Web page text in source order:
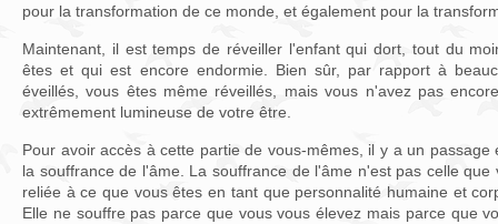
pour la transformation de ce monde, et également pour la
Maintenant, il est temps de réveiller l'enfant qui dort, tout du
êtes et qui est encore endormie. Bien sûr, par rapport à
éveillés, vous êtes même réveillés, mais vous n'avez pas
extrêmement lumineuse de votre être.
Pour avoir accès à cette partie de vous-mêmes, il y a un
la souffrance de l'âme. La souffrance de l'âme n'est pas celle
reliée à ce que vous êtes en tant que personnalité humaine et
Elle ne souffre pas parce que vous vous élevez mais parce que